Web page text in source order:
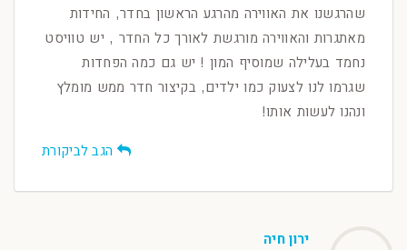
שהרגשנו את האווירה מהרגע הראשון בחדר, החידות
מאתגרות והאווירה מורגשת לאורך כל החדר , יש טוויסט
נחמד בעלילה שמוסיף המון ! יש גם כמה הפחדות
שגרמו לנו לצעוק כמו ילדים, בקיצור חדר ממש מומלץ
ונהנו לעשות אותו!
הגב לביקורת
ירון חיה